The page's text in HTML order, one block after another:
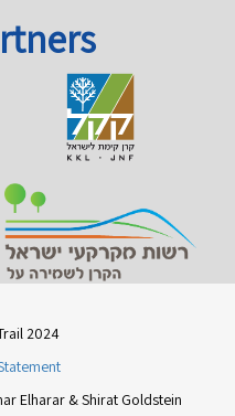
2024
Elharar & Shirat Goldstein